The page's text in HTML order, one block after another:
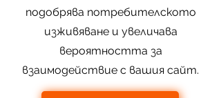
подобрява потребителското
изживяване и увеличава
вероятността за
взаимодействие с вашия сайт.